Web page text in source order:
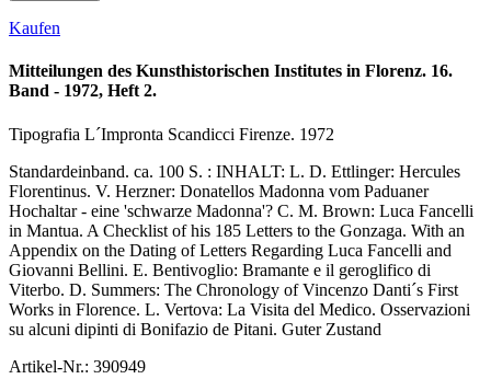
Kaufen
Mitteilungen des Kunsthistorischen Institutes in Florenz. 16.
Band - 1972, Heft 2.
Tipografia L´Impronta Scandicci Firenze. 1972
Standardeinband. ca. 100 S. : INHALT: L. D. Ettlinger: Hercules
Florentinus. V. Herzner: Donatellos Madonna vom Paduaner
Hochaltar - eine 'schwarze Madonna'? C. M. Brown: Luca Fancelli
in Mantua. A Checklist of his 185 Letters to the Gonzaga. With an
Appendix on the Dating of Letters Regarding Luca Fancelli and
Giovanni Bellini. E. Bentivoglio: Bramante e il geroglifico di
Viterbo. D. Summers: The Chronology of Vincenzo Danti´s First
Works in Florence. L. Vertova: La Visita del Medico. Osservazioni
su alcuni dipinti di Bonifazio de Pitani. Guter Zustand
Artikel-Nr.: 390949